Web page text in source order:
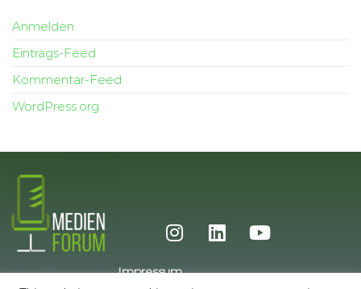
Anmelden
Eintrags-Feed
Kommentar-Feed
WordPress.org
Impressum